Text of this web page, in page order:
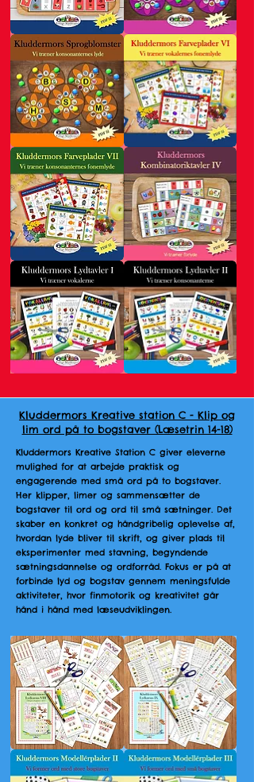
Kluddermors
Alfabetplakater
Kluddermors
Sprogblomster
vokalerne
Kluddermors
Sprogblomster
konsonanterne
Kluddermors
Farveplader
Kluddermors
Farveplader
Kluddermors
Kombinatoriktavler
Kluddermors Kreative station C - Klip og
lim ord på to bogstaver (Læsetrin 14-18)
Kluddermors Kreative Station C giver eleverne
mulighed for at arbejde praktisk og
engagerende med små ord på to bogstaver.
Her klipper, limer og sammensætter de
bogstaver til ord og ord til små sætninger. Det
skaber en konkret og håndgribelig oplevelse af,
hvordan lyde bliver til skrift, og giver plads til
eksperimenter med stavning, begyndende
sætningsdannelse og ordforråd. Fokus er på at
forbinde lyd og bogstav gennem meningsfulde
aktiviteter, hvor finmotorik og kreativitet går
hånd i hånd med læseudviklingen.
Kluddermors
Lydkursus
Kluddermors
Lydkursus